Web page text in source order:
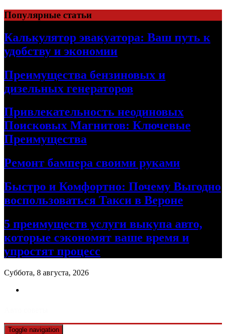
Skip
to
content
Популярные статьи
Калькулятор эвакуатора: Ваш путь к
удобству и экономии
Преимущества бензиновых и
дизельных генераторов
Привлекательность неодиновых
Поисковых Магнитов: Ключевые
Преимущества
Ремонт бампера своими руками
Быстро и Комфортно: Почему Выгодно
воспользоваться Такси в Вероне
5 преимуществ услуги выкупа авто,
которые сэкономят ваше время и
упростят процесс
Суббота, 8 августа, 2026
Toggle navigation